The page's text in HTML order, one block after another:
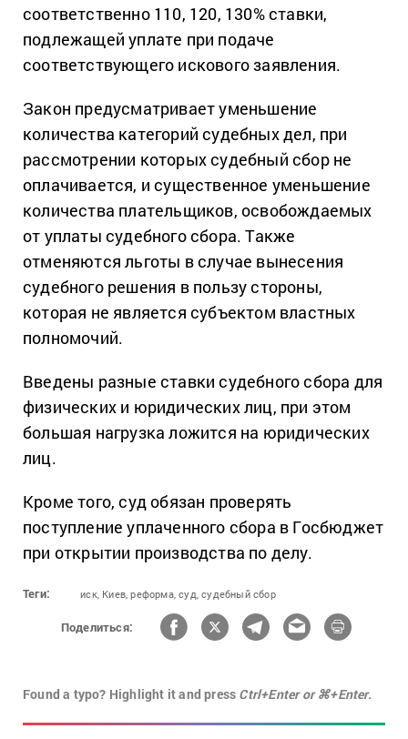
соответственно 110, 120, 130% ставки,
подлежащей уплате при подаче
соответствующего искового заявления.
Закон предусматривает уменьшение
количества категорий судебных дел, при
рассмотрении которых судебный сбор не
оплачивается, и существенное уменьшение
количества плательщиков, освобождаемых
от уплаты судебного сбора. Также
отменяются льготы в случае вынесения
судебного решения в пользу стороны,
которая не является субъектом властных
полномочий.
Введены разные ставки судебного сбора для
физических и юридических лиц, при этом
большая нагрузка ложится на юридических
лиц.
Кроме того, суд обязан проверять
поступление уплаченного сбора в Госбюджет
при открытии производства по делу.
Теги: иск, Киев, реформа, суд, судебный сбор
Поделиться:
Found a typo? Highlight it and press Ctrl+Enter or ⌘+Enter.